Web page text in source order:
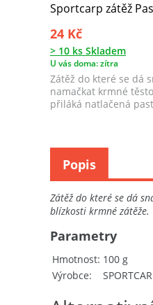
Sportcarp zátěž
24 Kč
> 10 ks Skladem
U vás doma: zítra
Zátěž do které se dá
namačkat krmné
přiláká natlačená
Zátěž do které se dá
blízkosti krmné zátěže.
Hmotnost 100 g
Výrobce
Parametry
Popis